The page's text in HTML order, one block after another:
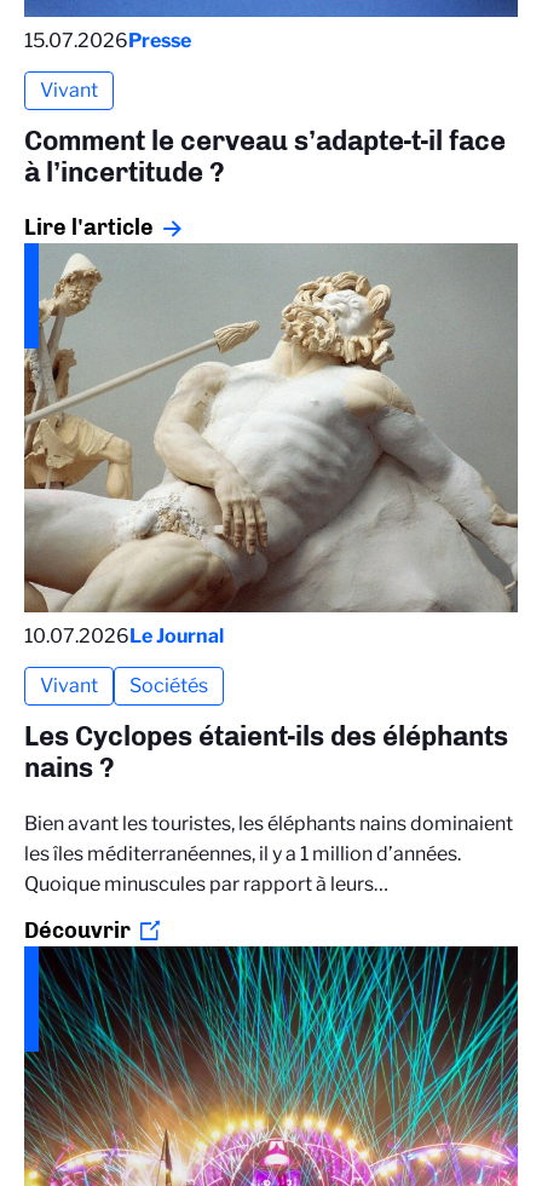
15.07.2026Presse
Vivant
Comment le cerveau s’adapte-t-il face
à l’incertitude ?
Lire l'article
10.07.2026Le Journal
Vivant Sociétés
Les Cyclopes étaient-ils des éléphants
nains ?
Bien avant les touristes, les éléphants nains dominaient
les îles méditerranéennes, il y a 1 million d’années.
Quoique minuscules par rapport à leurs…
Découvrir